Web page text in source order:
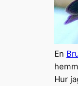
En
Hur